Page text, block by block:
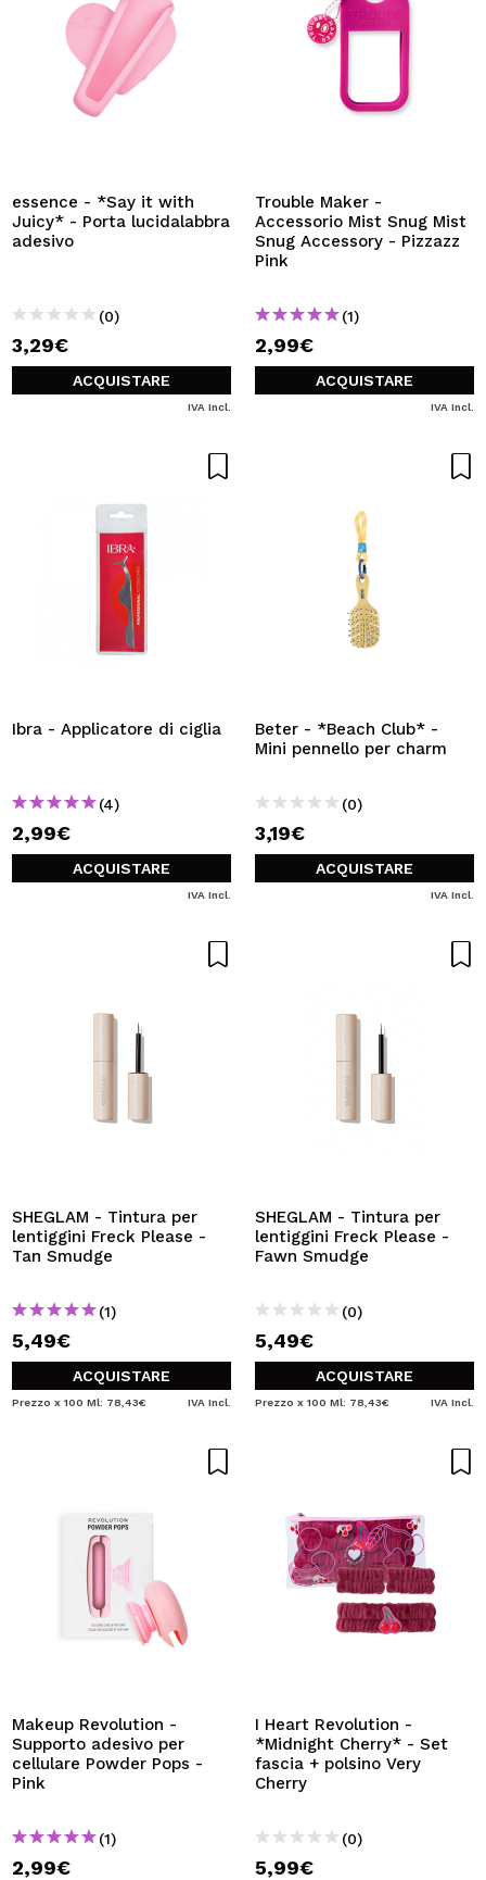
essence - *Say it with
Juicy* - Porta lucidalabbra
adesivo
(0)
3,29€
ACQUISTARE
IVA Incl.
Trouble Maker -
Accessorio Mist Snug Mist
Snug Accessory - Pizzazz
Pink
(1)
2,99€
ACQUISTARE
IVA Incl.
Ibra - Applicatore di ciglia
(4)
2,99€
ACQUISTARE
IVA Incl.
Beter - *Beach Club* -
Mini pennello per charm
(0)
3,19€
ACQUISTARE
IVA Incl.
SHEGLAM - Tintura per
lentiggini Freck Please -
Tan Smudge
(1)
5,49€
ACQUISTARE
Prezzo x 100 Ml: 78,43€ IVA Incl.
SHEGLAM - Tintura per
lentiggini Freck Please -
Fawn Smudge
(0)
5,49€
ACQUISTARE
Prezzo x 100 Ml: 78,43€ IVA Incl.
Makeup Revolution -
Supporto adesivo per
cellulare Powder Pops -
Pink
(1)
2,99€
I Heart Revolution -
*Midnight Cherry* - Set
fascia + polsino Very
Cherry
(0)
5,99€